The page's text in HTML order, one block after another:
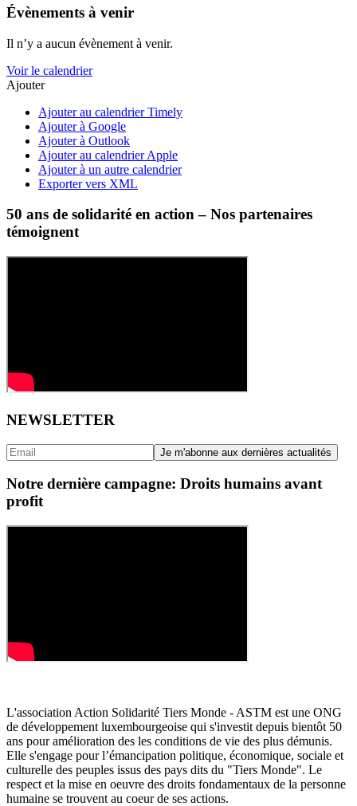
Évènements à venir
Il n’y a aucun évènement à venir.
Voir le calendrier
Ajouter
Ajouter au calendrier Timely
Ajouter à Google
Ajouter à Outlook
Ajouter au calendrier Apple
Ajouter à un autre calendrier
Exporter vers XML
50 ans de solidarité en action – Nos partenaires
témoignent
NEWSLETTER
Notre dernière campagne: Droits humains avant
profit
L'association Action Solidarité Tiers Monde - ASTM est une ONG
de développement luxembourgeoise qui s'investit depuis bientôt 50
ans pour amélioration des les conditions de vie des plus démunis.
Elle s'engage pour l’émancipation politique, économique, sociale et
culturelle des peuples issus des pays dits du "Tiers Monde". Le
respect et la mise en oeuvre des droits fondamentaux de la personne
humaine se trouvent au coeur de ses actions.